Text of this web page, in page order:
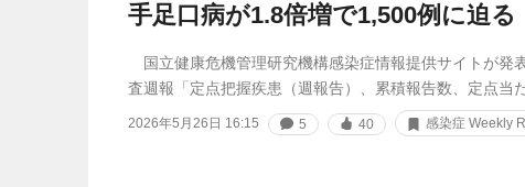
手足口病が1.8倍増で1,500例に迫る
国立健康危機管理研究機構感染症情報提供サイトが発
査週報「定点把握疾患（週報告）、累積報告数、定点当
2026年5月26日 16:15 5 40 感染症 Weekly